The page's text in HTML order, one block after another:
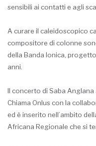
sensibili ai contatti e agli
A curare il caleidoscopico
compositore di colonne
della Banda Ionica,
anni.
Il concerto di Saba Anglana
Chiama Onlus con la
ed è inserito nell’ambito
Africana Regionale che si